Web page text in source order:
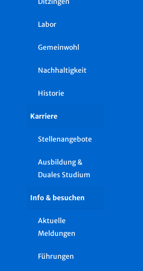
Labor
Gemeinwohl
Nachhaltigkeit
Historie
Karriere
Stellenangebote
Ausbildung &
Duales Studium
Info & besuchen
Aktuelle
Meldungen
Führungen